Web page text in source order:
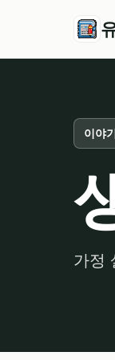
이야기
가정